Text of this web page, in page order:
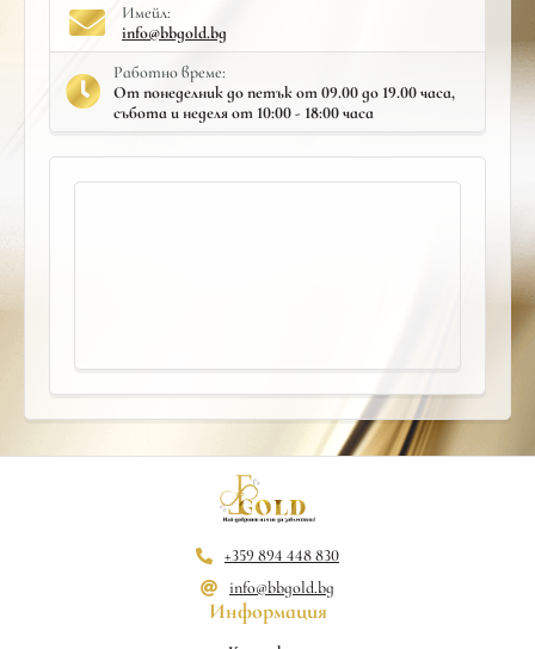
Имейл:
info@bbgold.bg
Работно време:
От понеделник до петък от 09.00 до 19.00 часа,
събота и неделя от 10:00 - 18:00 часа
+359 894 448 830
info@bbgold.bg
Информация